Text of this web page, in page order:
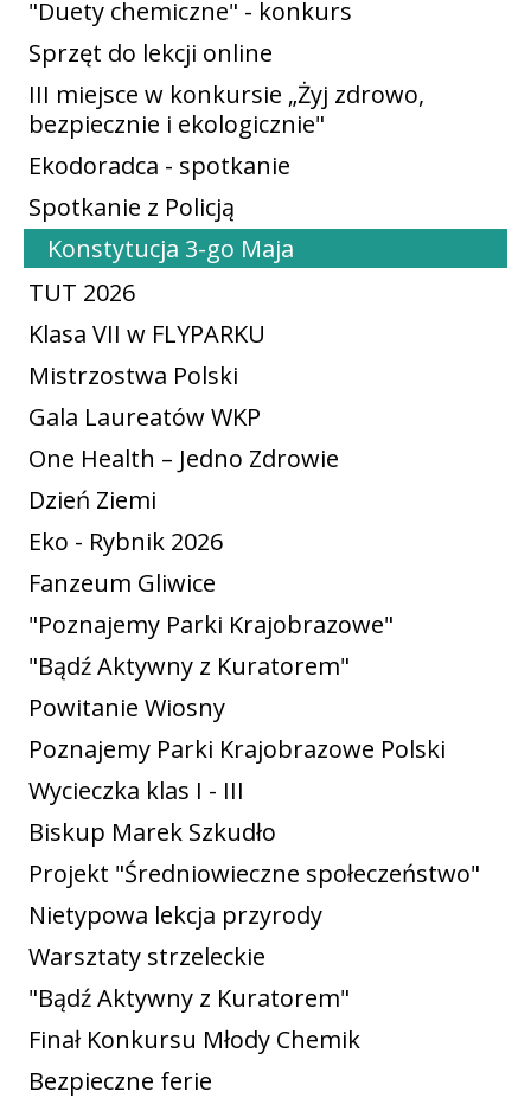
"Duety chemiczne" - konkurs
Sprzęt do lekcji online
III miejsce w konkursie „Żyj zdrowo,
bezpiecznie i ekologicznie"
Ekodoradca - spotkanie
Spotkanie z Policją
Konstytucja 3-go Maja
TUT 2026
Klasa VII w FLYPARKU
Mistrzostwa Polski
Gala Laureatów WKP
One Health – Jedno Zdrowie
Dzień Ziemi
Eko - Rybnik 2026
Fanzeum Gliwice
"Poznajemy Parki Krajobrazowe"
"Bądź Aktywny z Kuratorem"
Powitanie Wiosny
Poznajemy Parki Krajobrazowe Polski
Wycieczka klas I - III
Biskup Marek Szkudło
Projekt "Średniowieczne społeczeństwo"
Nietypowa lekcja przyrody
Warsztaty strzeleckie
"Bądź Aktywny z Kuratorem"
Finał Konkursu Młody Chemik
Bezpieczne ferie